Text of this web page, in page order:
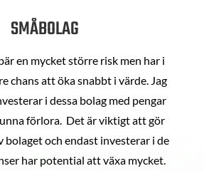
SMÅBOLAG
en mycket större risk men har i
chans att öka snabbt i värde. Jag
i dessa bolag med pengar
förlora. Det är viktigt att gör
bolaget och endast investerar i de
har potential att växa mycket.